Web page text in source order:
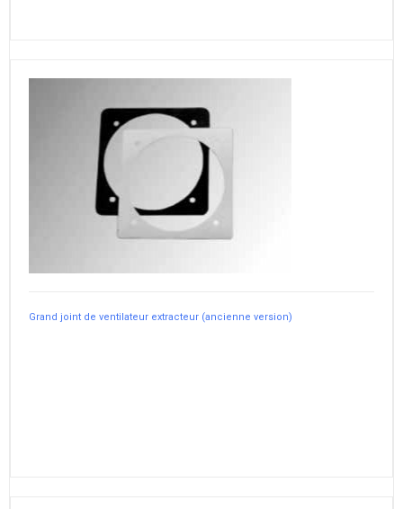
Grand joint de ventilateur extracteur (ancienne version)